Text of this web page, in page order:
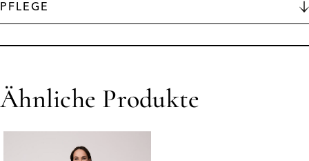
PFLEGE
Ähnliche Produkte